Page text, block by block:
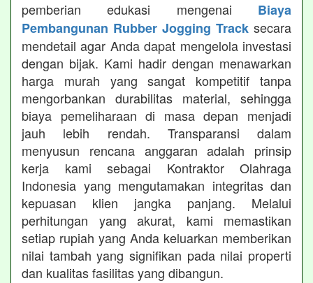
pemberian edukasi mengenai Biaya
Pembangunan Rubber Jogging Track secara
mendetail agar Anda dapat mengelola investasi
dengan bijak. Kami hadir dengan menawarkan
harga murah yang sangat kompetitif tanpa
mengorbankan durabilitas material, sehingga
biaya pemeliharaan di masa depan menjadi
jauh lebih rendah. Transparansi dalam
menyusun rencana anggaran adalah prinsip
kerja kami sebagai Kontraktor Olahraga
Indonesia yang mengutamakan integritas dan
kepuasan klien jangka panjang. Melalui
perhitungan yang akurat, kami memastikan
setiap rupiah yang Anda keluarkan memberikan
nilai tambah yang signifikan pada nilai properti
dan kualitas fasilitas yang dibangun.